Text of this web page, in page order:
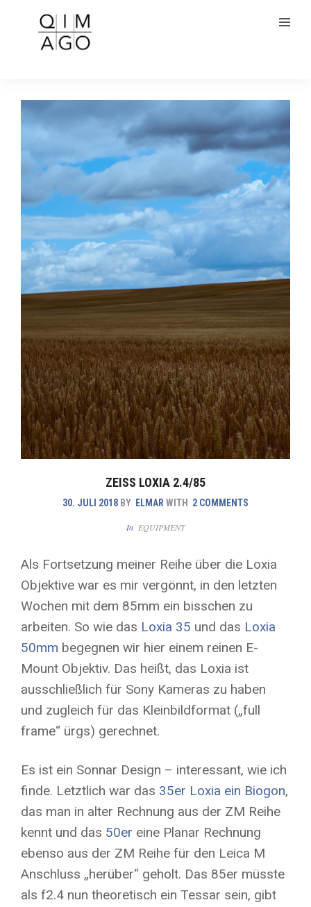
ZEISS LOXIA 2.4/85
30. JULI 2018 BY ELMAR WITH 2 COMMENTS
In EQUIPMENT
Als Fortsetzung meiner Reihe über die Loxia
Objektive war es mir vergönnt, in den letzten
Wochen mit dem 85mm ein bisschen zu
arbeiten. So wie das Loxia 35 und das Loxia
50mm begegnen wir hier einem reinen E-
Mount Objektiv. Das heißt, das Loxia ist
ausschließlich für Sony Kameras zu haben
und zugleich für das Kleinbildformat („full
frame“ ürgs) gerechnet.
Es ist ein Sonnar Design – interessant, wie ich
finde. Letztlich war das 35er Loxia ein Biogon,
das man in alter Rechnung aus der ZM Reihe
kennt und das 50er eine Planar Rechnung
ebenso aus der ZM Reihe für den Leica M
Anschluss „herüber“ geholt. Das 85er müsste
als f2.4 nun theoretisch ein Tessar sein, gibt